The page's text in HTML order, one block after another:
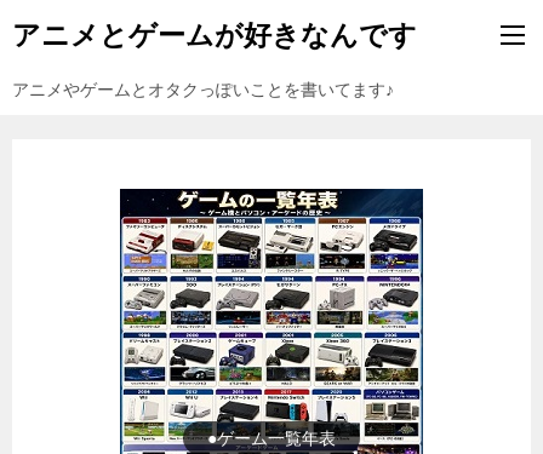
アニメとゲームが好きなんです
アニメやゲームとオタクっぽいことを書いてます♪
●ゲーム一覧年表